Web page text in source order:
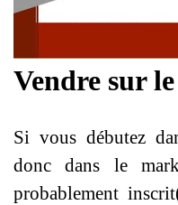
Vendre sur
Si vous débutez
donc dans le
probablement